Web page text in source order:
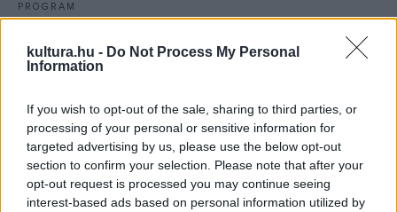
kultura.hu - Do Not Process My Personal
Information
If you wish to opt-out of the sale, sharing to third parties, or
processing of your personal or sensitive information for
targeted advertising by us, please use the below opt-out
section to confirm your selection. Please note that after your
opt-out request is processed you may continue seeing
interest-based ads based on personal information utilized by
PROGRAM
Zenével is ünneplik a verset az
Operettben
Fesztivállal ünnepli fennállásának huszadik évfordulóját a
Operettszínházban, ahol a nem hivatásos előadók
nemzetközi seregszemléjét is megrendezik.